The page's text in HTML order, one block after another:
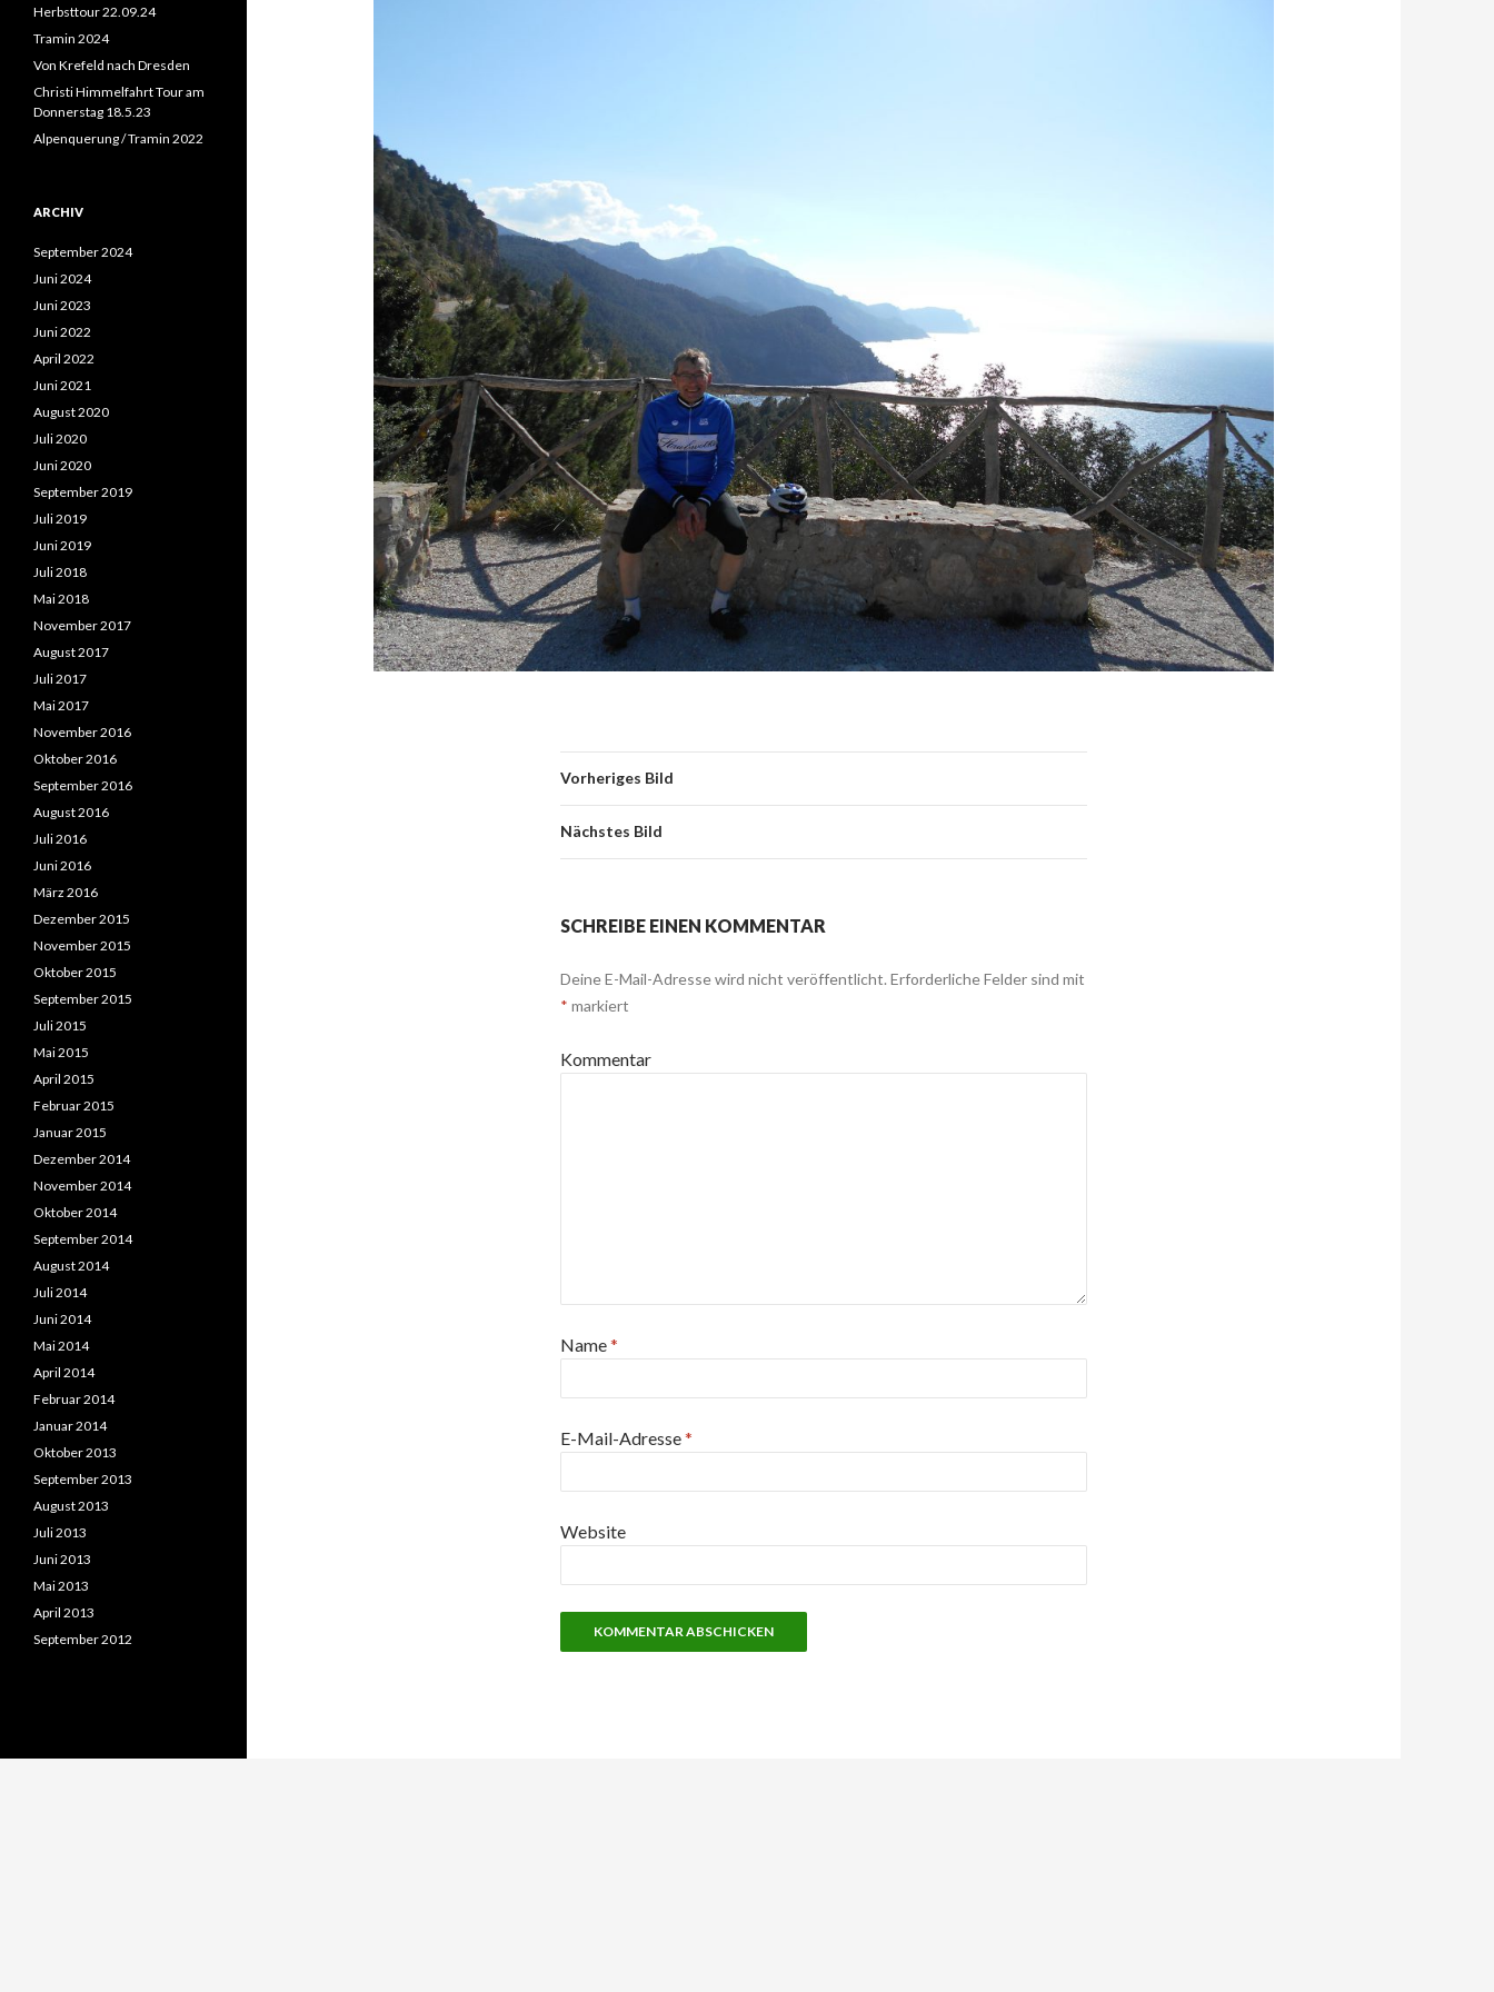
Vorheriges Bild
Nächstes Bild
SCHREIBE EINEN KOMMENTAR
Deine E-Mail-Adresse wird nicht veröffentlicht.Erforderliche Felder sind mit
* markiert
Kommentar
Name*
E-Mail-Adresse*
Website
n
a
h
:
Herbsttour 22.09.24
Tramin 2024
Von Krefeld nach Dresden
Christi Himmelfahrt Tour am
Donnerstag 18.5.23
Alpenquerung / Tramin 2022
ARCHIV
September 2024
Juni 2024
Juni 2023
Juni 2022
April 2022
Juni 2021
August 2020
Juli 2020
Juni 2020
September 2019
Juli 2019
Juni 2019
Juli 2018
Mai 2018
November 2017
August 2017
Juli 2017
Mai 2017
November 2016
Oktober 2016
September 2016
August 2016
Juli 2016
Juni 2016
März 2016
Dezember 2015
November 2015
Oktober 2015
September 2015
Juli 2015
Mai 2015
April 2015
Februar 2015
Januar 2015
Dezember 2014
November 2014
Oktober 2014
September 2014
August 2014
Juli 2014
Juni 2014
Mai 2014
April 2014
Februar 2014
Januar 2014
Oktober 2013
September 2013
August 2013
Juli 2013
Juni 2013
Mai 2013
April 2013
September 2012